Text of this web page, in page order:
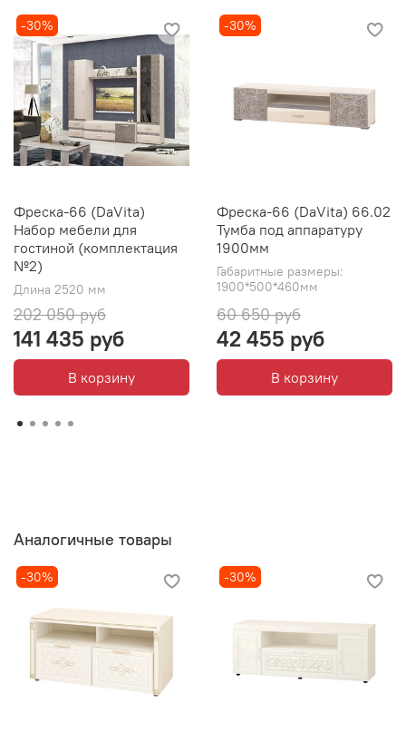
-30%
Фреска-66 (DaVita)
Набор мебели для
гостиной (комплектация
№2)
Длина 2520 мм
202 050 руб
141 435 руб
В корзину
-30%
Фреска-66 (DaVita) 66.02
Тумба под аппаратуру
1900мм
Габаритные размеры:
1900*500*460мм
60 650 руб
42 455 руб
В корзину
Аналогичные товары
-30% -30%